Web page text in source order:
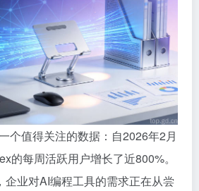
个值得关注的数据：自2026年2月
的每周活跃用户增长了近800%。
企业对AI编程工具的需求正在从尝